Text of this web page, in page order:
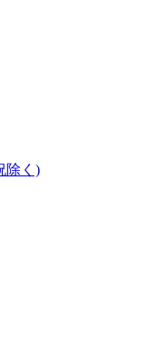
除く)